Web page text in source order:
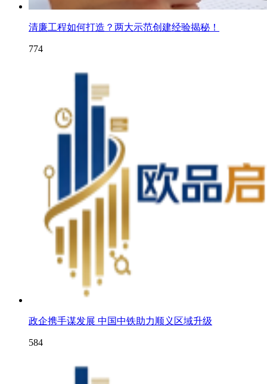
清廉工程如何打造？两大示范创建经验揭秘！
774
政企携手谋发展 中国中铁助力顺义区域升级
584